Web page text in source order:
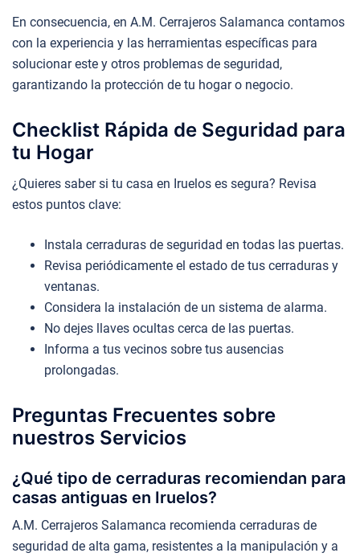
En consecuencia, en A.M. Cerrajeros Salamanca contamos
con la experiencia y las herramientas específicas para
solucionar este y otros problemas de seguridad,
garantizando la protección de tu hogar o negocio.
Checklist Rápida de Seguridad para
tu Hogar
¿Quieres saber si tu casa en Iruelos es segura? Revisa
estos puntos clave:
Instala cerraduras de seguridad en todas las puertas.
Revisa periódicamente el estado de tus cerraduras y
ventanas.
Considera la instalación de un sistema de alarma.
No dejes llaves ocultas cerca de las puertas.
Informa a tus vecinos sobre tus ausencias
prolongadas.
Preguntas Frecuentes sobre
nuestros Servicios
¿Qué tipo de cerraduras recomiendan para
casas antiguas en Iruelos?
A.M. Cerrajeros Salamanca recomienda cerraduras de
seguridad de alta gama, resistentes a la manipulación y a